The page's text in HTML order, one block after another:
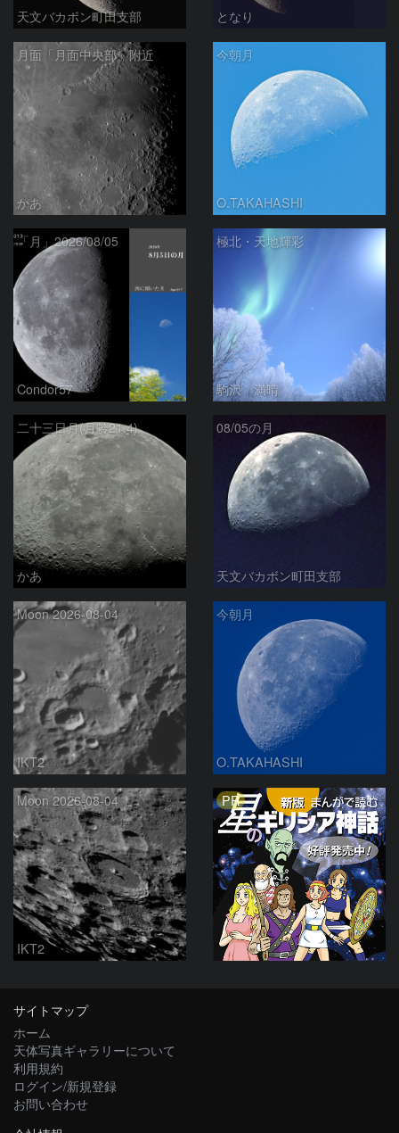
天文バカボン町田支部 となり
月面「月面中央部」附近
かあ
今朝月
O.TAKAHASHI
「月」2026/08/05
Condor57
極北・天地輝彩
駒沢 満晴
二十三日月(月齢21.4)
かあ
08/05の月
天文バカボン町田支部
Moon 2026-08-04
IKT2
今朝月
O.TAKAHASHI
Moon 2026-08-04
IKT2
PR
サイトマップ
ホーム
天体写真ギャラリーについて
利用規約
ログイン/新規登録
お問い合わせ